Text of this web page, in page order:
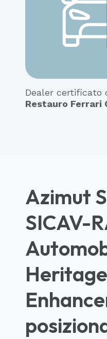
Dealer certificato
Restauro Ferrari
Azimut
SICAV-
Heritage